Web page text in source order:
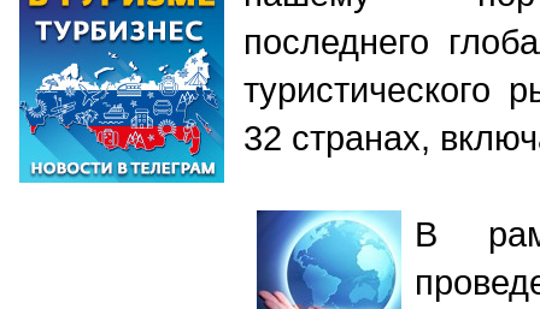
последнего
туристического
32 странах,
В